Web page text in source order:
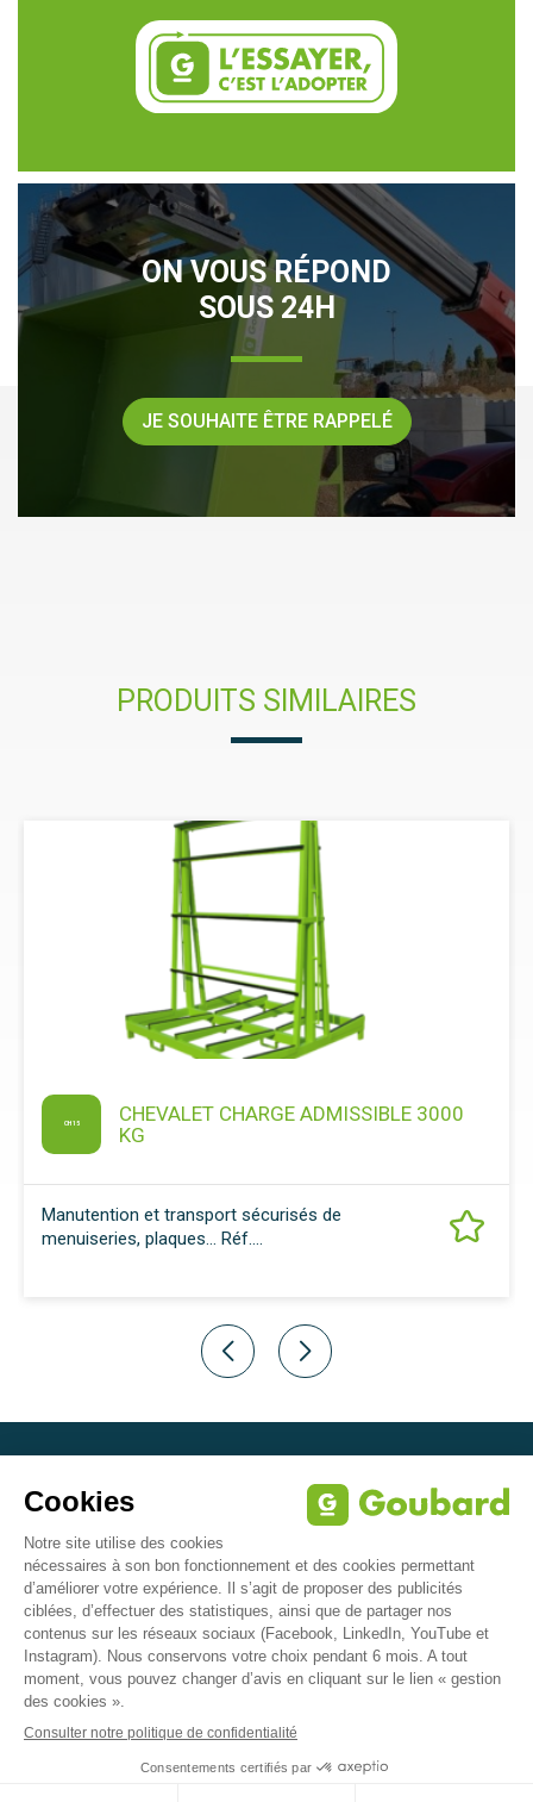
ON VOUS RÉPOND
SOUS 24H
JE SOUHAITE ÊTRE RAPPELÉ
PRODUITS SIMILAIRES
CH 15
CHEVALET CHARGE ADMISSIBLE 3000
KG
Manutention et transport sécurisés de
menuiseries, plaques… Réf....
Z.A. de Suzerolle Nord
49140 Seiches-sur-le-Loir - France
Tél: + 33 2 41 76 60 30